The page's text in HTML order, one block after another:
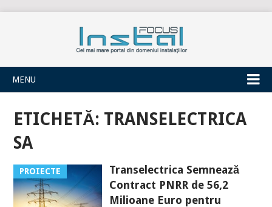
INSTALFOCUS
MENU
ETICHETĂ: TRANSELECTRICA
SA
PROIECTE
Transelectrica Semnează
Contract PNRR de 56,2
Milioane Euro pentru